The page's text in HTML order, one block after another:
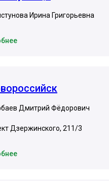
Ирина Григорьевна
Дмитрий Фёдорович
Дзержинского, 211/3